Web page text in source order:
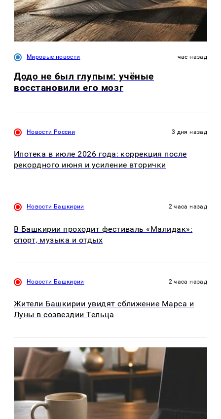
Мировые новости час назад
Додо не был глупым: учёные
восстановили его мозг
Новости России 3 дня назад
Ипотека в июле 2026 года: коррекция после
рекордного июня и усиление вторички
Новости Башкирии 2 часа назад
В Башкирии проходит фестиваль «Малидак»:
спорт, музыка и отдых
Новости Башкирии 2 часа назад
Жители Башкирии увидят сближение Марса и
Луны в созвездии Тельца